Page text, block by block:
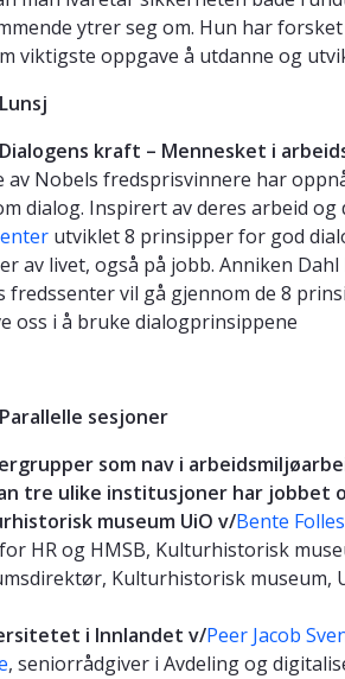
ytrer seg om. Hun har
viktigste oppgave å utdanne og
Dialogens kraft – Mennesket i
av Nobels fredsprisvinnere har
dialog. Inspirert av deres arbeid
utviklet 8 prinsipper for god
av livet, også på jobb. Anniken
fredssenter vil gå gjennom de 8
oss i å bruke dialogprinsippene
sesjoner
som nav i
tre ulike institusjoner har jobbet
museum UiO v/Bente
HR og HMSB, Kulturhistorisk
Kulturhistorisk museum,
i Innlandet v/Peer Jacob
, seniorrådgiver i Avdeling og